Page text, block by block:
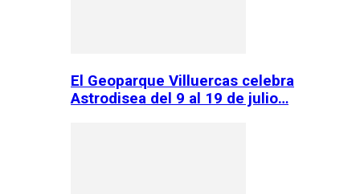
El Geoparque Villuercas celebra
Astrodisea del 9 al 19 de julio…